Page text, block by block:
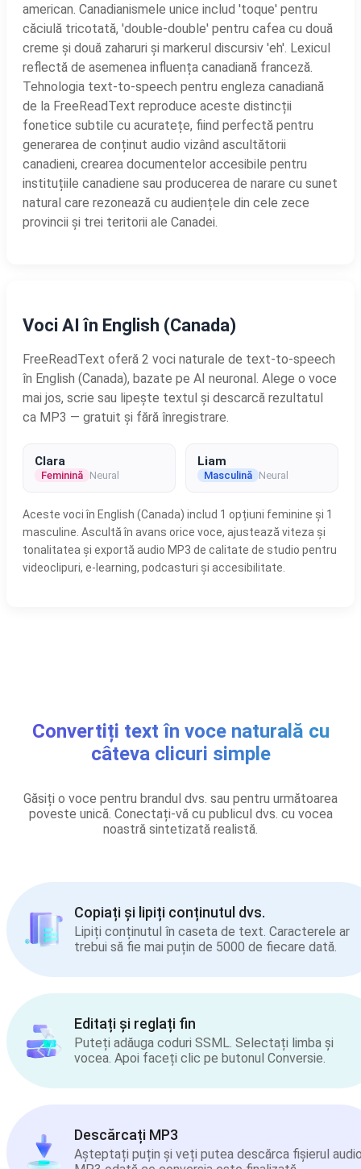
american. Canadianismele unice includ 'toque' pentru
căciulă tricotată, 'double-double' pentru cafea cu două
creme și două zaharuri și markerul discursiv 'eh'. Lexicul
reflectă de asemenea influența canadiană franceză.
Tehnologia text-to-speech pentru engleza canadiană
de la FreeReadText reproduce aceste distincții
fonetice subtile cu acuratețe, fiind perfectă pentru
generarea de conținut audio vizând ascultătorii
canadieni, crearea documentelor accesibile pentru
instituțiile canadiene sau producerea de narare cu sunet
natural care rezonează cu audiențele din cele zece
provincii și trei teritorii ale Canadei.
Voci AI în English (Canada)
FreeReadText oferă 2 voci naturale de text-to-speech
în English (Canada), bazate pe AI neuronal. Alege o voce
mai jos, scrie sau lipește textul și descarcă rezultatul
ca MP3 — gratuit și fără înregistrare.
Clara
Feminină Neural
Liam
Masculină Neural
Aceste voci în English (Canada) includ 1 opțiuni feminine și 1
masculine. Ascultă în avans orice voce, ajustează viteza și
tonalitatea și exportă audio MP3 de calitate de studio pentru
videoclipuri, e-learning, podcasturi și accesibilitate.
Convertiți text în voce naturală cu
câteva clicuri simple
Găsiți o voce pentru brandul dvs. sau pentru următoarea
poveste unică. Conectați-vă cu publicul dvs. cu vocea
noastră sintetizată realistă.
Copiați și lipiți conținutul dvs.
Lipiți conținutul în caseta de text. Caracterele ar
trebui să fie mai puțin de 5000 de fiecare dată.
Editați și reglați fin
Puteți adăuga coduri SSML. Selectați limba și
vocea. Apoi faceți clic pe butonul Conversie.
Descărcați MP3
Așteptați puțin și veți putea descărca fișierul